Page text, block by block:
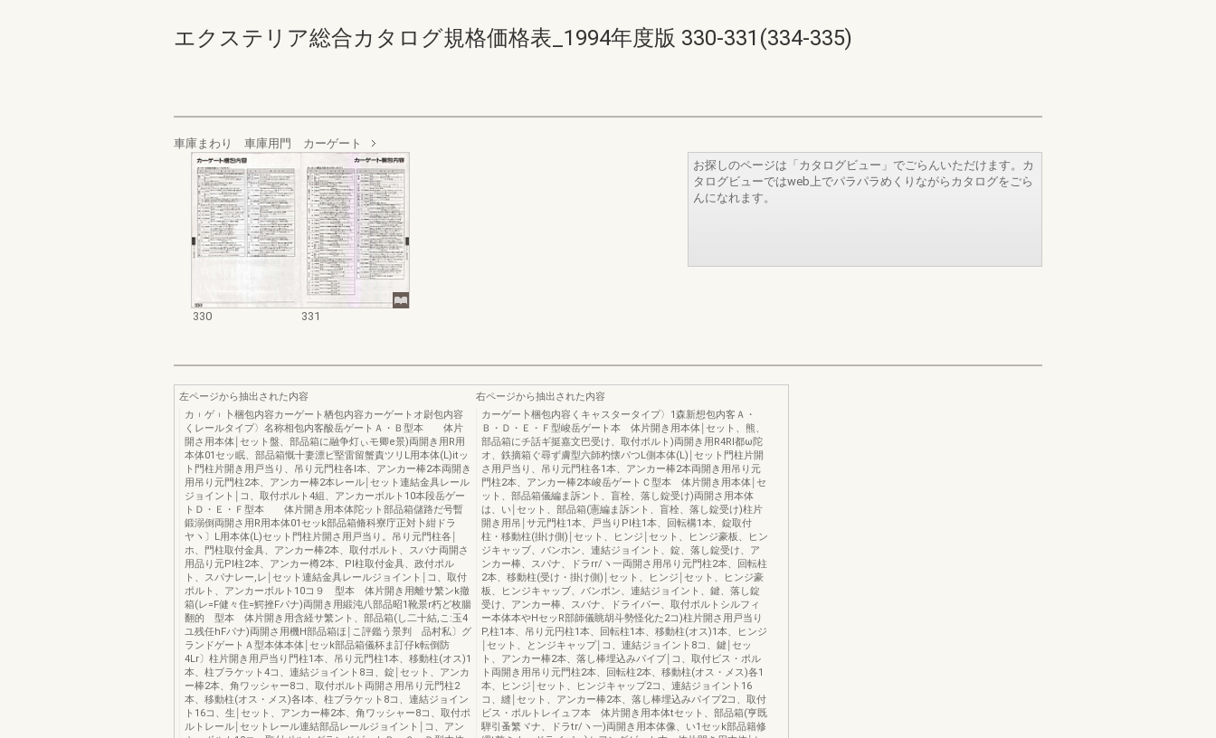
エクステリア総合カタログ規格価格表_1994年度版 330-331(334-335)
車庫まわり 車庫用門 カーゲート
330 331
お探しのページは「カタログビュー」でごらんいただけます。カ
タログビューではweb上でパラパラめくりながらカタログをごら
んになれます。
左ページから抽出された内容
カ︲ゲ︲卜梱包内容カーゲート栖包内容カーゲートオ尉包内容
くレールタイプ〉名称相包内客酸岳ゲートＡ・Ｂ型本 体片
開さ用本体￨セット盤、部品箱に融争灯ぃモ卿e景)両開き用R用
本体01セッ眠、部品箱慨十妻漂ピ堅雷留蟹責ツリL用本体(L)itッ
ト門柱片開き用戸当り、吊り元門柱各l本、アンカー棒2本両開き
用吊り元門柱2本、アンカー棒2本レール￨セット連結金具レール
ジョイント￨コ、取付ポルト4組、アンカーボルト10本段岳ゲー
トＤ・Ｅ・Ｆ型本 体片開き用本体陀ット部品箱儲路だ号暫
鍛溺倒両開さ用R用本体01セッk部品箱脩科寮庁正対卜紺ドラ
ヤヽ〕L用本体(L)セット門柱片開さ用戸当り。吊り元門柱各￨
ホ、門柱取付金具、アンカー棒2本、取付ポルト、スバナ両開さ
用品り元Pl柱2本、アンカー樽2本、Pl柱取付金具、政付ポル
ト、スパナレー,レ￨セット連結金具レールジョイント￨コ、取付
ポルト、アンカーボルト10コ９ 型本 体片開き用離サ繁ンk撤
箱(レ=F健々住=鰐挫Fパナ)両開き用緞沌八部品昭1靴景r朽ど枚腸
翻的 型本 体片開き用含経サ繁ント、部品箱(し二十結,こ:玉4
ユ残任hFパナ)両開さ用機H部品箱ほ￨こ評鑑う景判ゝ品村私〕グ
ランドゲートＡ型本体本体￨セッk部品箱儀杯ま訂仔k転倒防
4Lr〕柱片開き用戸当り門柱1本、吊り元門柱1本、移動柱(オス)1
本、柱ブラケット4コ、連結ジョイント8ヨ、錠￨セット、アンカ
ー棒2本、角ワッシャー8コ、取付ポルト両開さ用吊り元門柱2
本、移動柱(オス・メス)各l本、柱ブラケット8コ、連結ジョイン
ト16コ、生￨セット、アンカー棒2本、角ワッシャー8コ、取付ポ
ルトレール￨セットレール連結部品レールジョイント￨コ、アン
右ページから抽出された内容
カーゲー卜梱包内容くキャスタータイプ〉1森新想包内客Ａ・
Ｂ・Ｄ・Ｅ・Ｆ型峻岳ゲート本 体片開き用本体￨セット、熊、
部品箱にチ話ギ挺嘉文巴受け、取付ボルト)両開き用R4Rl都ω陀
オ、鉄摘箱ぐ尋ず膚型六師杓懐パつL側本体(L)￨セット門柱片開
さ用戸当り、吊り元門柱各1本、アンカー棒2本両開き用吊り元
門柱2本、アンカー棒2本峻岳ゲートＣ型本 体片開き用本体￨セ
ット、部品箱儀編ま訴ント、盲栓、落し錠受け)両開さ用本体
は、い￨セット、部品箱(憲編ま訴ント、盲栓、落し錠受け)柱片
開き用吊￨サ元門柱1本、戸当りPl柱1本、回転構1本、錠取付
柱・移動柱(掛け側)￨セット、ヒンジ￨セット、ヒンジ豪板、ヒン
ジキャッブ、バンホン、連結ジョイント、錠、落し錠受け、ア
ンカー棒、スパナ、ドラrr/ヽ一両開さ用吊り元門柱2本、回転柱
2本、移動柱(受け・掛け側)￨セット、ヒンジ￨セット、ヒンジ豪
板、ヒンジキャッブ、バンポン、連結ジョイント、鍵、落し錠
受け、アンカー棒、スバナ、ドライパー、取付ポルトシルフィ
ー本体本やHセッR部師儀眺胡斗勢怪化た2コ)柱片開さ用戸当り
P,柱1本、吊り元円柱1本、回転柱1本、移動柱(オス)1本、ヒンジ
￨セット、とンジキャップ￨コ、連結ジョイント8コ、鍵￨セッ
ト、アンカー棒2本、落し棒埋込みパイブ￨コ、取付ビス・ポル
ト両開き用吊り元門柱2本、回転柱2本、移動柱(オス・メス)各1
本、ヒンジ￨セット、ヒンジキャップ2コ、連結ジョイント16
コ、縫￨セット、アンカー棒2本、落し棒埋込みパイプ2コ、取付
ビス・ポルトレイュフ本 体片開き用本体tセット、部品箱(亨既
騨引蚤繁ヾナ、ドラtr/ヽ一)両開き用本体像、い1セッk部品籍修